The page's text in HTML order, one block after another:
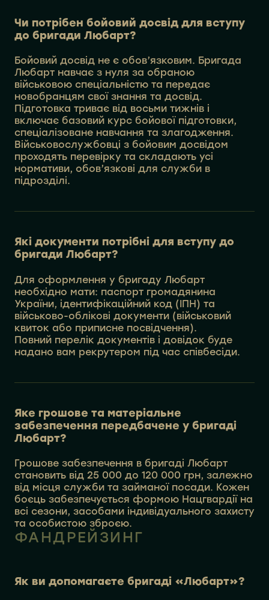
Чи потрібен бойовий досвід для вступу
до бригади Любарт?
Бойовий досвід не є обов’язковим. Бригада
Любарт навчає з нуля за обраною
військовою спеціальністю та передає
новобранцям свої знання та досвід.
Підготовка триває від восьми тижнів і
включає базовий курс бойової підготовки,
спеціалізоване навчання та злагодження.
Військовослужбовці з бойовим досвідом
проходять перевірку та складають усі
нормативи, обов’язкові для служби в
підрозділі.
Які документи потрібні для вступу до
бригади Любарт?
Для оформлення у бригаду Любарт
необхідно мати: паспорт громадянина
України, ідентифікаційний код (ІПН) та
військово-облікові документи (військовий
квиток або приписне посвідчення).
Повний перелік документів і довідок буде
надано вам рекрутером під час співбесіди.
Яке грошове та матеріальне
забезпечення передбачене у бригаді
Любарт?
Грошове забезпечення в бригаді Любарт
становить від 25 000 до 120 000 грн, залежно
від місця служби та займаної посади. Кожен
боєць забезпечується формою Нацгвардії на
всі сезони, засобами індивідуального захисту
та особистою зброєю.
ФАНДРЕЙЗИНГ
Як ви допомагаєте бригаді «Любарт»?